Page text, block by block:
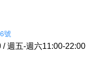
號
/ 週五-週六11:00-22:00